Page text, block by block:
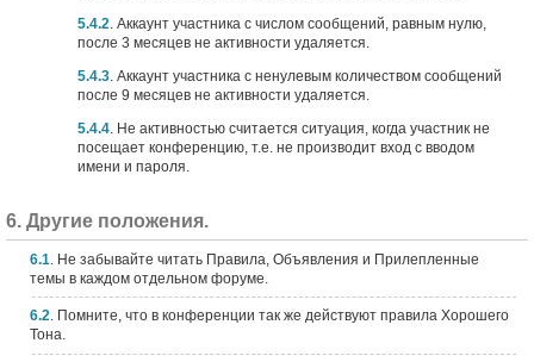
5.4.2 . Аккаунт участника с числом сообщений, равным нулю,
после 3 месяцев не активности удаляется.
5.4.3 . Аккаунт участника с ненулевым количеством сообщений
после 9 месяцев не активности удаляется.
5.4.4 . Не активностью считается ситуация, когда участник не
посещает конференцию, т.е. не производит вход с вводом
имени и пароля.
6. Другие положения.
6.1. Не забывайте читать Правила, Объявления и Прилепленные
темы в каждом отдельном форуме.
6.2. Помните, что в конференции так же действуют правила Хорошего
Тона.